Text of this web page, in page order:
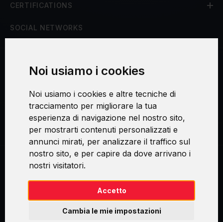
Noi usiamo i cookies
Noi usiamo i cookies e altre tecniche di
tracciamento per migliorare la tua
esperienza di navigazione nel nostro sito,
per mostrarti contenuti personalizzati e
annunci mirati, per analizzare il traffico sul
nostro sito, e per capire da dove arrivano i
nostri visitatori.
Accetto
Cambia le mie impostazioni
CERTIFICATIONS
SOCIAL NETWORKS
Procedura di reclamo
Consenso al trattamento dei dati personali
Sicurezza e privacy
Swirl logoTM je ochranná známka společnosti AXELOS Limited. ITIL®
je registrovanou ochrannou známkou AXELOS Limited. PRINCE2® je
registrovanou ochrannou známkou AXELOS Limited. MSP® je
registrovanou ochrannou známkou AXELOS Limited & TAYLLORCOX